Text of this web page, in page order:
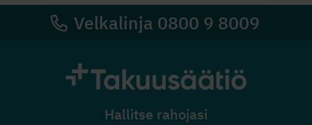
Velkalinja 0800 9 8009
Hallitse rahojasi